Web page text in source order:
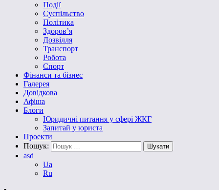
Події
Суспільство
Політика
Здоров’я
Дозвілля
Транспорт
Робота
Спорт
Фінанси та бізнес
Галерея
Довідкова
Афіша
Блоги
Юридичні питання у сфері ЖКГ
Запитай у юриста
Проекти
Пошук:
asd
Ua
Ru